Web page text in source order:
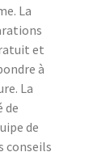
La
et
à
La
de
de
conseils